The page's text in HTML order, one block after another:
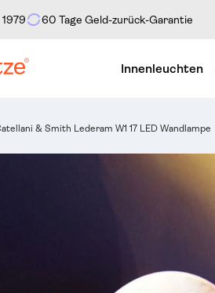
60 Tage Geld-zurück-Garantie
Innenleuchten
& Smith Lederam W1 17 LED Wandlampe